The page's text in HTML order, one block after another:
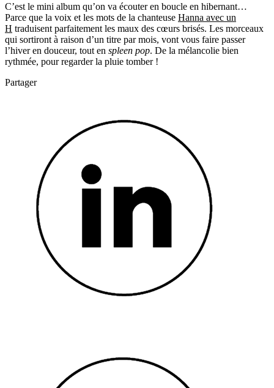
C’est le mini album qu’on va écouter en boucle en hibernant…
Parce que la voix et les mots de la chanteuse Hanna avec un
H traduisent parfaitement les maux des cœurs brisés. Les morceaux
qui sortiront à raison d’un titre par mois, vont vous faire passer
l’hiver en douceur, tout en spleen pop. De la mélancolie bien
rythmée, pour regarder la pluie tomber !
Partager